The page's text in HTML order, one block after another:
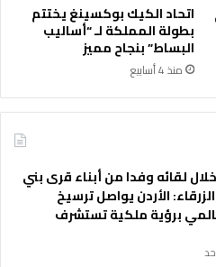
اتحاد الكيك بوكسينغ يختتم
بطولة المملكة لـ “أساليب
البساط” بنجاح مميز
منذ 4 أسابيع
لقائه وفدا من أبناء قرى بني
الأردن يواصل ترسيخ
برؤية ملكية تستشرف